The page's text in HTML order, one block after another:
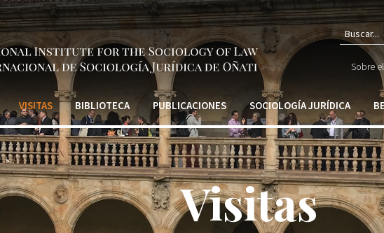
de
Sobre
VISITAS BIBLIOTECA PUBLICACIONES SOCIOLOGÍA JURÍDICA
Visitas